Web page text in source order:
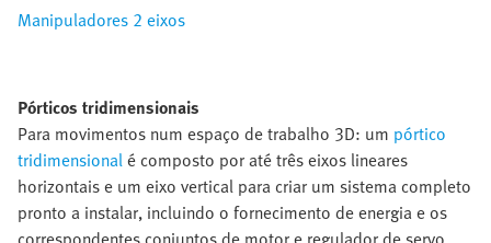
Manipuladores 2 eixos
Pórticos tridimensionais
Para movimentos num espaço de trabalho 3D: um pórtico
tridimensionalé composto por até três eixos lineares
horizontais e um eixo vertical para criar um sistema completo
pronto a instalar, incluindo o fornecimento de energia e os